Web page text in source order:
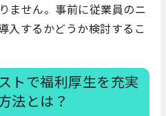
ません。事前に従業員のニ
入するかどうか検討するこ
トで福利厚生を充実
法とは？